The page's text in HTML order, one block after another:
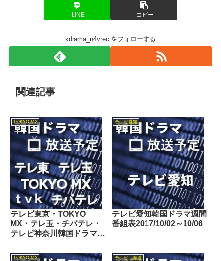
LINE コピー
kdrama_n4vrec をフォローする
関連記事
TOKYO MX
テレビ東京・TOKYO
MX・テレ玉・チバテレ・
テレビ神奈川韓国ドラマ週
09/10
テレビ愛知
テレビ愛知韓国ドラマ週間
番組表2017/10/02～10/06
TOKYO MX テレビ北海道